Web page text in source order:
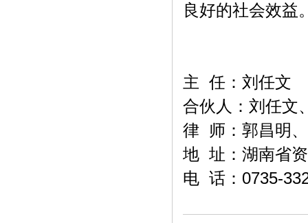
良好的社会效益
主 任： 刘任文
合伙人： 刘任文
律 师：郭昌明、
地 址：湖南省
电 话：0735-